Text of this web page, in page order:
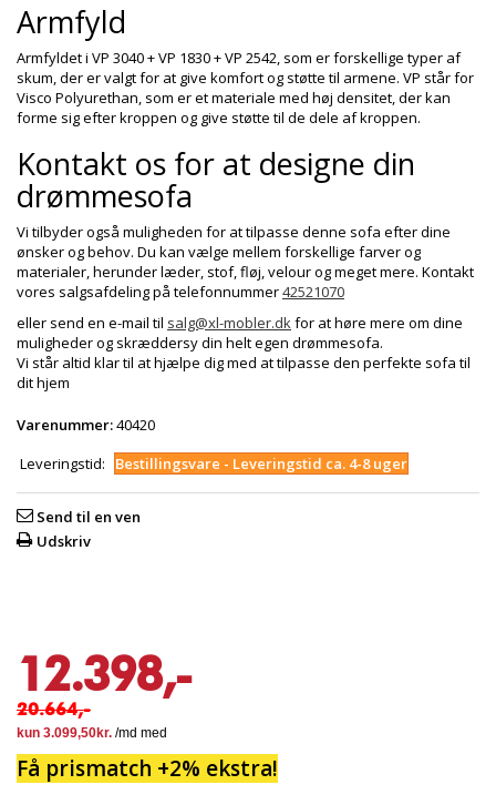
Armfyld
Armfyldet i VP 3040 + VP 1830 + VP 2542, som er forskellige typer af
skum, der er valgt for at give komfort og støtte til armene. VP står for
Visco Polyurethan, som er et materiale med høj densitet, der kan
forme sig efter kroppen og give støtte til de dele af kroppen.
Kontakt os for at designe din
drømmesofa
Vi tilbyder også muligheden for at tilpasse denne sofa efter dine
ønsker og behov. Du kan vælge mellem forskellige farver og
materialer, herunder læder, stof, fløj, velour og meget mere. Kontakt
vores salgsafdeling på telefonnummer42521070
eller send en e-mail til salg@xl-mobler.dkfor at høre mere om dine
muligheder og skræddersy din helt egen drømmesofa.
Vi står altid klar til at hjælpe dig med at tilpasse den perfekte sofa til
dit hjem
Varenummer:40420
Leveringstid:
Bestillingsvare - Leveringstid ca. 4-8 uger
Send til en ven
Udskriv
12.398,-
20.664,-
Få prismatch +2% ekstra!